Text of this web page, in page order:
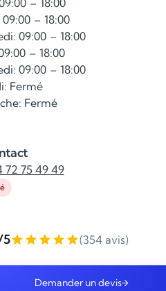
– 18:00
– 18:00
09:00 – 18:00
– 18:00
09:00 – 18:00
Fermé
Fermé
72 75 49 49
(354 avis)
Demander un devis